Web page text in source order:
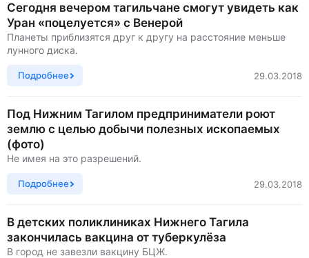
Сегодня вечером тагильчане смогут увидеть как
Уран «поцелуется» с Венерой
Планеты приблизятся друг к другу на расстояние меньше
лунного диска.
Подробнее 29.03.2018
Под Нижним Тагилом предприниматели роют
землю с целью добычи полезных ископаемых
(фото)
Не имея на это разрешений.
Подробнее 29.03.2018
В детских поликлиниках Нижнего Тагила
закончилась вакцина от туберкулёза
В город не завезли вакцину БЦЖ.